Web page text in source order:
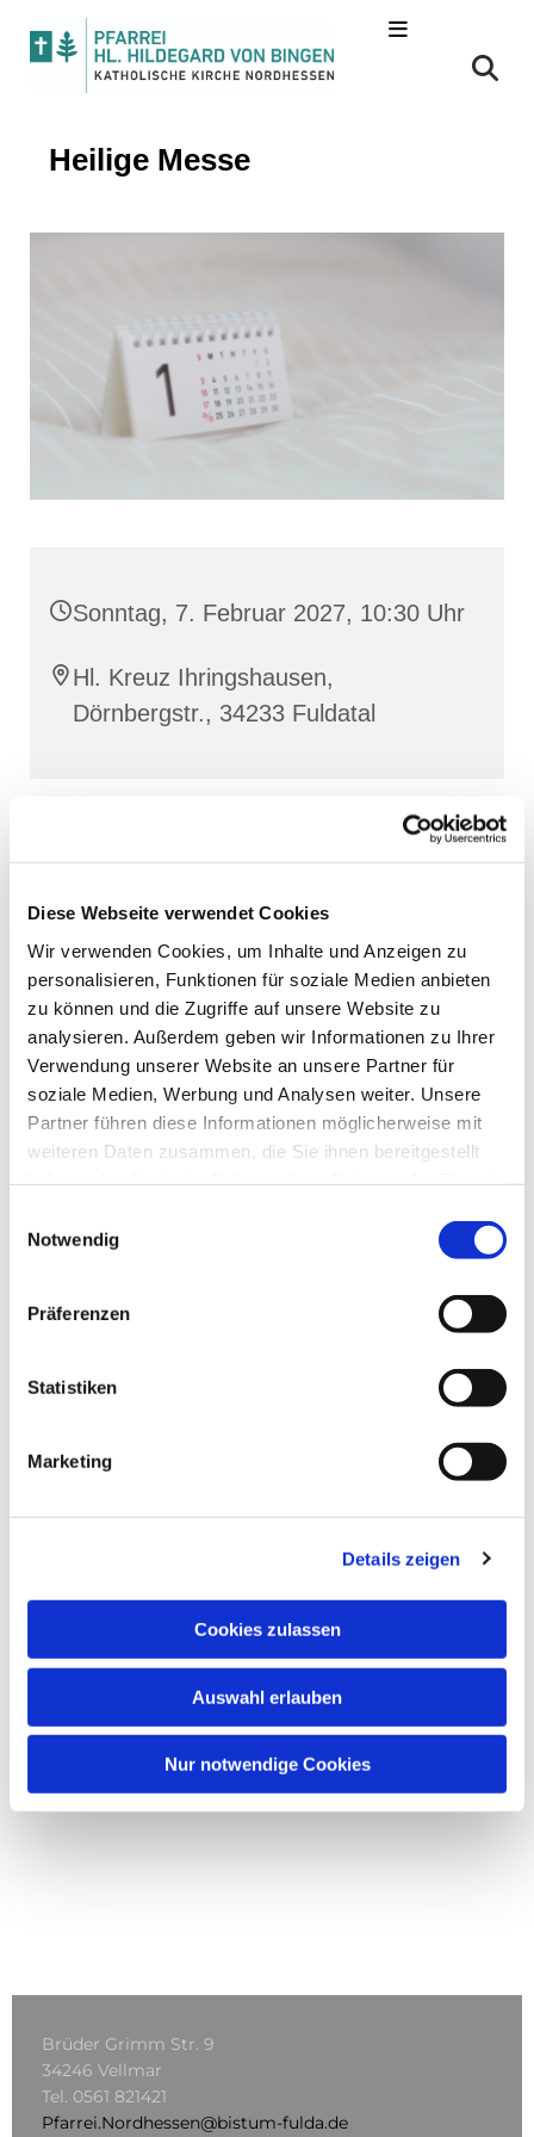
Diese Webseite verwendet Cookies
Wir verwenden Cookies, um Inhalte und Anzeigen zu
personalisieren, Funktionen für soziale Medien anbieten
zu können und die Zugriffe auf unsere Website zu
analysieren. Außerdem geben wir Informationen zu Ihrer
Verwendung unserer Website an unsere Partner für
soziale Medien, Werbung und Analysen weiter. Unsere
Partner führen diese Informationen möglicherweise mit
weiteren Daten zusammen, die Sie ihnen bereitgestellt
Notwendig
Präferenzen
Statistiken
Marketing
Details zeigen
Cookies zulassen
Auswahl erlauben
Nur notwendige Cookies
Heilige Messe
Sonntag, 7. Februar 2027, 10:30 Uhr
Hl. Kreuz Ihringshausen,
Dörnbergstr., 34233 Fuldatal
Dies könnte Sie auch
Brüder Grimm Str. 9
34246 Vellmar
Tel. 0561 821421
Pfarrei.Nordhessen@bistum-fulda.de